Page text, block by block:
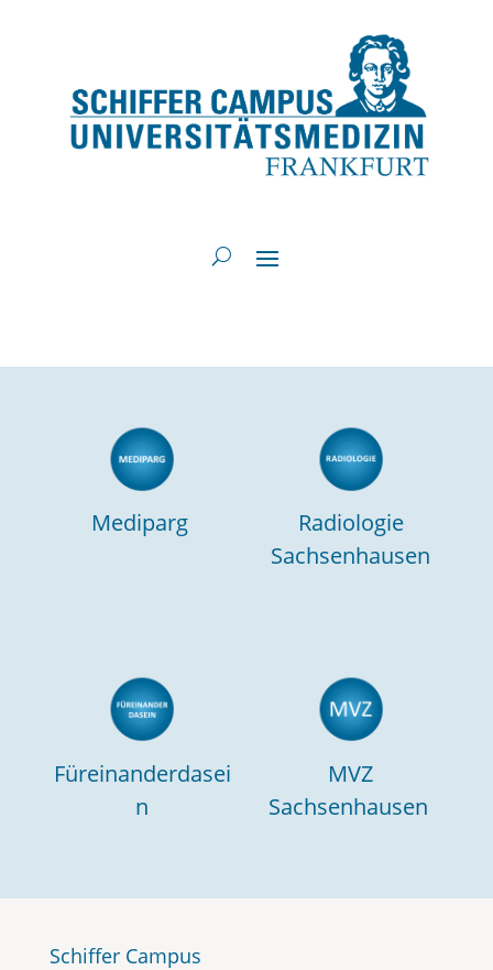
Mediparg
Radiologie
Sachsenhausen
Füreinanderdasei
n
MVZ
Sachsenhausen
Schiffer Campus